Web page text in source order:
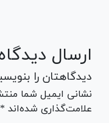
ارسال
دیدگاهتان را
نشانی ایمیل شما
علامت‌گذاری شده‌اند *